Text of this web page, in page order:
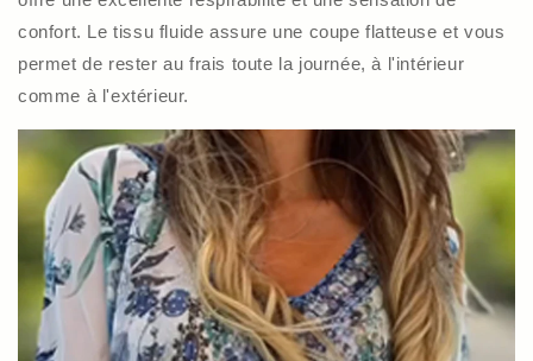
confort. Le tissu fluide assure une coupe flatteuse et vous
permet de rester au frais toute la journée, à l'intérieur
comme à l'extérieur.